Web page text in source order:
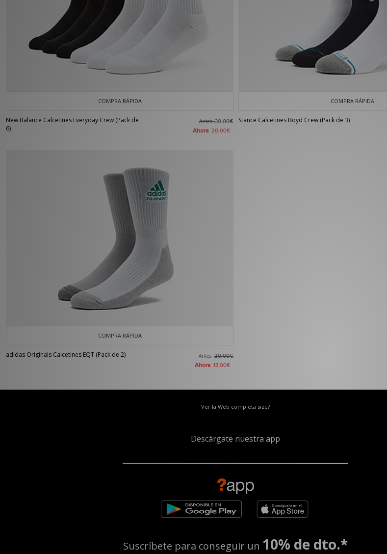
COMPRA RÁPIDA
New Balance Calcetines Everyday Crew (Pack de
6)
Antes30,00€
Ahora 20,00€
COMPRA RÁPIDA
Stance Calcetines Boyd Crew (Pack de 3)
COMPRA RÁPIDA
adidas Originals Calcetines EQT (Pack de 2) Antes20,00€
Ahora 13,00€
Ver la Web completa size?
Descárgate nuestra app
Suscríbete para conseguir un 10% de dto.*